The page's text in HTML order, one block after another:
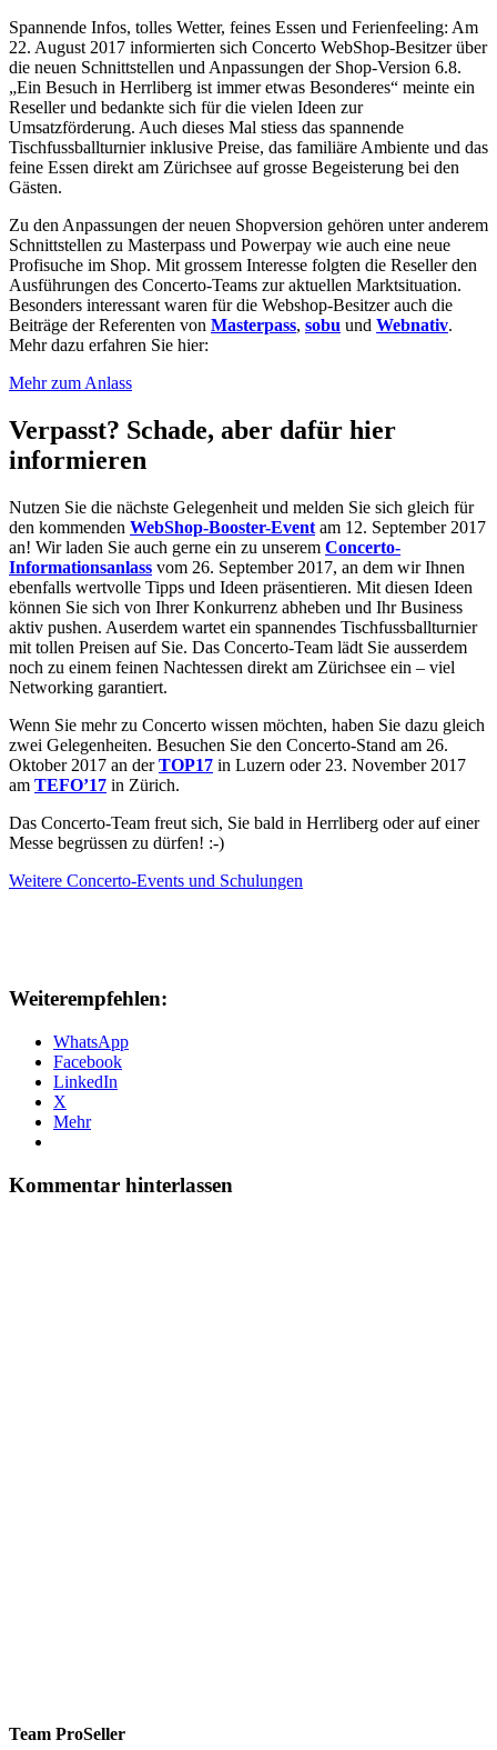
Spannende Infos, tolles Wetter, feines Essen und Ferienfeeling: Am
22. August 2017 informierten sich Concerto WebShop-Besitzer über
die neuen Schnittstellen und Anpassungen der Shop-Version 6.8.
„Ein Besuch in Herrliberg ist immer etwas Besonderes“ meinte ein
Reseller und bedankte sich für die vielen Ideen zur
Umsatzförderung. Auch dieses Mal stiess das spannende
Tischfussballturnier inklusive Preise, das familiäre Ambiente und das
feine Essen direkt am Zürichsee auf grosse Begeisterung bei den
Gästen.
Zu den Anpassungen der neuen Shopversion gehören unter anderem
Schnittstellen zu Masterpass und Powerpay wie auch eine neue
Profisuche im Shop. Mit grossem Interesse folgten die Reseller den
Ausführungen des Concerto-Teams zur aktuellen Marktsituation.
Besonders interessant waren für die Webshop-Besitzer auch die
Beiträge der Referenten von Masterpass, sobu und Webnativ.
Mehr dazu erfahren Sie hier:
Mehr zum Anlass
Verpasst? Schade, aber dafür hier
informieren
Nutzen Sie die nächste Gelegenheit und melden Sie sich gleich für
den kommenden WebShop-Booster-Event am 12. September 2017
an! Wir laden Sie auch gerne ein zu unserem Concerto-
Informationsanlass vom 26. September 2017, an dem wir Ihnen
ebenfalls wertvolle Tipps und Ideen präsentieren. Mit diesen Ideen
können Sie sich von Ihrer Konkurrenz abheben und Ihr Business
aktiv pushen. Auserdem wartet ein spannendes Tischfussballturnier
mit tollen Preisen auf Sie. Das Concerto-Team lädt Sie ausserdem
noch zu einem feinen Nachtessen direkt am Zürichsee ein – viel
Networking garantiert.
Wenn Sie mehr zu Concerto wissen möchten, haben Sie dazu gleich
zwei Gelegenheiten. Besuchen Sie den Concerto-Stand am 26.
Oktober 2017 an derTOP17 in Luzern oder 23. November 2017
am TEFO’17 in Zürich.
Das Concerto-Team freut sich, Sie bald in Herrliberg oder auf einer
Messe begrüssen zu dürfen! :-)
Weitere Concerto-Events und Schulungen
Weiterempfehlen:
WhatsApp
Facebook
LinkedIn
X
Mehr
Kommentar hinterlassen
Team ProSeller